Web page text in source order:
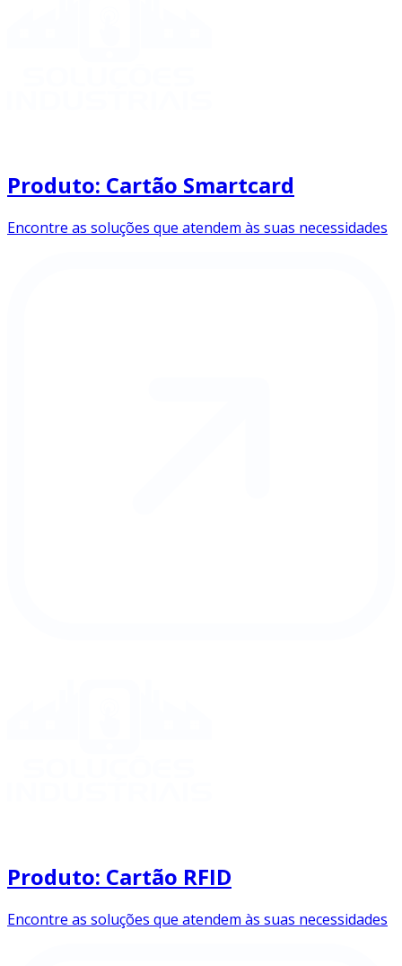
Produto: Cartão Smartcard
Encontre as soluções que atendem às suas necessidades
Produto: Cartão RFID
Encontre as soluções que atendem às suas necessidades